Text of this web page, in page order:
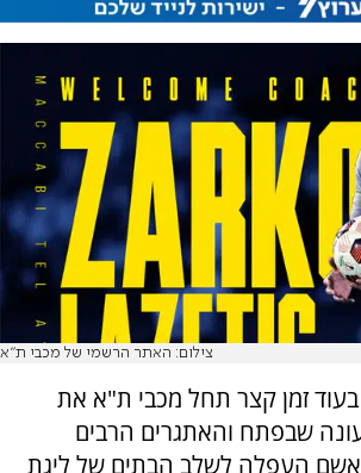
צילום: האתר הרשמי של מכבי ת"א
בעוד זמן קצר תחל מכבי ת"א את
שבפתח והאתגרים הרבים
העפלה לשלב הבתים של ליגת